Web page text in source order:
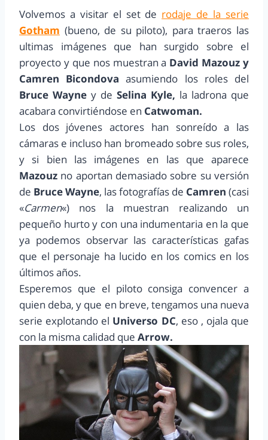
Volvemos a visitar el set de rodaje de la serie
Gotham (bueno, de su piloto), para traeros las
ultimas imágenes que han surgido sobre el
proyecto y que nos muestran a David Mazouz y
Camren Bicondova asumiendo los roles del
Bruce Wayne y de Selina Kyle, la ladrona que
acabara convirtiéndose en Catwoman.
Los dos jóvenes actores han sonreído a las
cámaras e incluso han bromeado sobre sus roles,
y si bien las imágenes en las que aparece
Mazouz no aportan demasiado sobre su versión
de Bruce Wayne, las fotografías de Camren (casi
«Carmen«) nos la muestran realizando un
pequeño hurto y con una indumentaria en la que
ya podemos observar las características gafas
que el personaje ha lucido en los comics en los
últimos años.
Esperemos que el piloto consiga convencer a
quien deba, y que en breve, tengamos una nueva
serie explotando el Universo DC, eso , ojala que
con la misma calidad que Arrow.